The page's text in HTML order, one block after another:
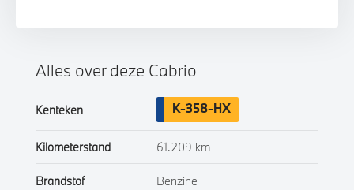
Alles over deze Cabrio
Kenteken K-358-HX
Kilometerstand 61.209 km
Brandstof Benzine